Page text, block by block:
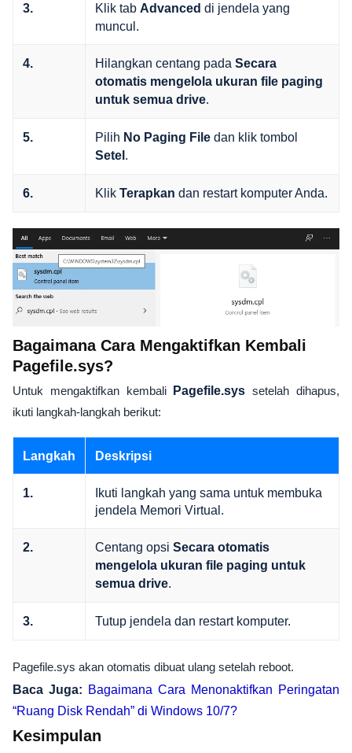
3. Klik tab Advanced di jendela yang
muncul.
4. Hilangkan centang pada Secara
otomatis mengelola ukuran file paging
untuk semua drive.
5. Pilih No Paging File dan klik tombol
Setel .
6. Klik Terapkan dan restart komputer Anda.
Bagaimana Cara Mengaktifkan Kembali
Pagefile.sys?
Untuk mengaktifkan kembali Pagefile.sys setelah dihapus,
ikuti langkah-langkah berikut:
Langkah Deskripsi
1.
Ikuti langkah yang sama untuk membuka
jendela Memori Virtual.
2. Centang opsi Secara otomatis
mengelola ukuran file paging untuk
semua drive.
3. Tutup jendela dan restart komputer.
Pagefile.sys akan otomatis dibuat ulang setelah reboot.
Baca Juga: Bagaimana Cara Menonaktifkan Peringatan
“Ruang Disk Rendah” di Windows 10/7?
Kesimpulan